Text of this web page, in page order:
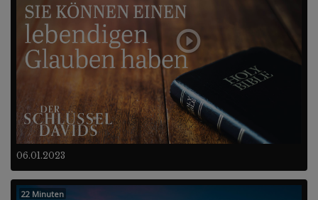
06.01.2023
22 Minuten